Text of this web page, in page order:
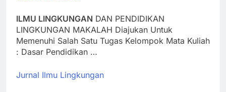
ILMU LINGKUNGAN DAN PENDIDIKAN
LINGKUNGAN MAKALAH Diajukan Untuk
Memenuhi Salah Satu Tugas Kelompok Mata Kuliah
: Dasar Pendidikan …
Jurnal Ilmu Lingkungan